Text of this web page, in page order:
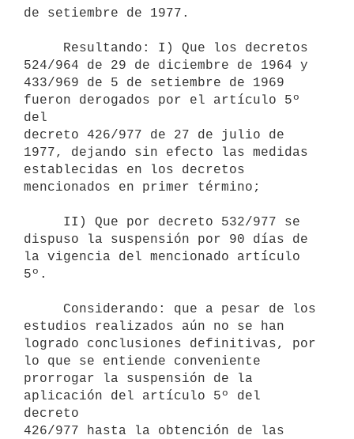
de setiembre de 1977.
524/964 de 29 de diciembre de 1964 y
433/969 de 5 de setiembre de 1969
fueron derogados por el artículo 5º
del
decreto 426/977 de 27 de julio de
1977, dejando sin efecto las medidas
establecidas en los decretos
mencionados en primer término;
dispuso la suspensión por 90 días de
la vigencia del mencionado artículo
5º.
estudios realizados aún no se han
logrado conclusiones definitivas, por
lo que se entiende conveniente
prorrogar la suspensión de la
aplicación del artículo 5º del
decreto
426/977 hasta la obtención de las